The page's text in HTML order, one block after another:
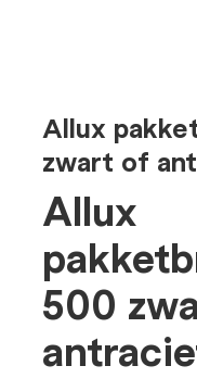
Allux
zwart of
Allux
500